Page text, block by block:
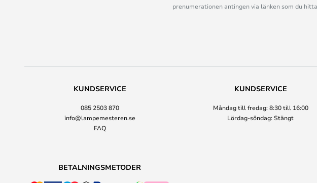
prenumerationen antingen via länken som du
KUNDSERVICE
085 2503 870
info@lampemesteren.se
FAQ
KUNDSERVICE
Måndag till fredag: 8:30 till 16:00
Lördag-söndag: Stängt
BETALNINGSMETODER